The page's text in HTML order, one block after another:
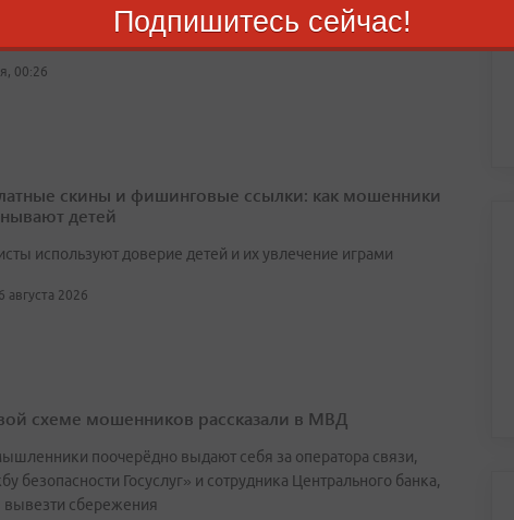
вступит в силу с 1 сентября
00:26
скины и фишинговые ссылки: как мошенники
детей
используют доверие детей и их увлечение играми
августа 2026
схеме мошенников рассказали в МВД
поочерёдно выдают себя за оператора связи,
безопасности Госуслуг» и сотрудника Центрального банка,
вывезти сбережения
Подпишитесь сейчас!